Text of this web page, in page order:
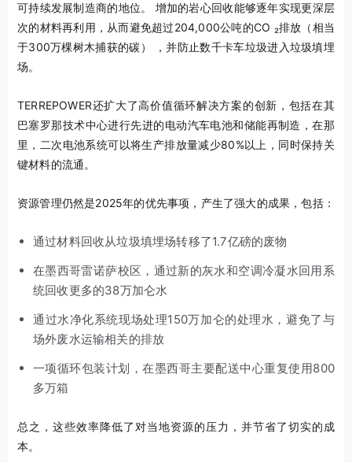
可持续发展制造商的地位。 增加的岩心回收能够逐年实现更深层
次的材料再利用，从而避免超过204,000公吨的CO ₂排放（相当
于300万棵树木捕获的碳） ，并防止数千卡车垃圾进入垃圾填埋
场。
TERREPOWER还扩大了高价值循环解决方案的创新，包括在其
巴塞罗那技术中心进行先进的电动汽车电池和储能再制造，在那
里，二次电池系统可以将生产排放量减少80%以上，同时保持关
键材料的流通。
资源管理仍然是2025年的优先事项，产生了强大的成果，包括：
通过材料回收从垃圾填埋场转移了1.7亿磅的废物
在墨西哥雷诺萨校区，通过新的灰水和空调冷凝水回用系
统回收更多的38万加仑水
通过水净化系统现场处理150万加仑的处理水，避免了与
场外废水运输相关的排放
一项循环包装计划，在墨西哥主要配送中心重复使用800
多万箱
总之，这些效率降低了对当地资源的压力，并节省了切实的成
本。